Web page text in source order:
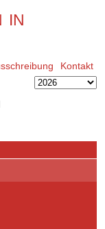
in
Kontakt